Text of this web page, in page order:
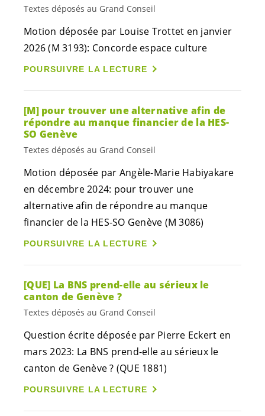
Textes déposés au Grand Conseil
Motion déposée par Louise Trottet en janvier
2026 (M 3193): Concorde espace culture
POURSUIVRE LA LECTURE
[M] pour trouver une alternative afin de
répondre au manque financier de la HES-
SO Genève
Textes déposés au Grand Conseil
Motion déposée par Angèle-Marie Habiyakare
en décembre 2024: pour trouver une
alternative afin de répondre au manque
financier de la HES-SO Genève (M 3086)
POURSUIVRE LA LECTURE
[QUE] La BNS prend-elle au sérieux le
canton de Genève ?
Textes déposés au Grand Conseil
Question écrite déposée par Pierre Eckert en
mars 2023: La BNS prend-elle au sérieux le
canton de Genève ? (QUE 1881)
POURSUIVRE LA LECTURE